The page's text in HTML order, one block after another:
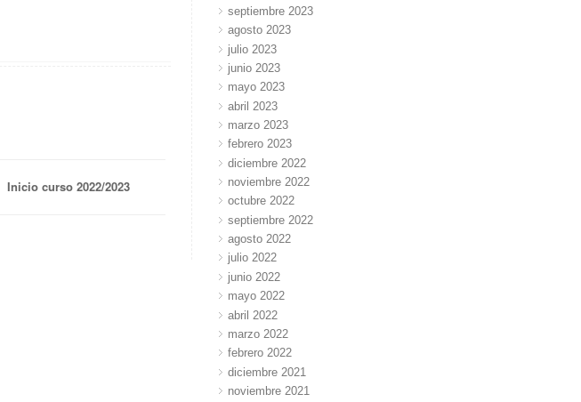
Inicio curso 2022/2023
septiembre 2023
agosto 2023
julio 2023
junio 2023
mayo 2023
abril 2023
marzo 2023
febrero 2023
diciembre 2022
noviembre 2022
octubre 2022
septiembre 2022
agosto 2022
julio 2022
junio 2022
mayo 2022
abril 2022
marzo 2022
febrero 2022
diciembre 2021
noviembre 2021